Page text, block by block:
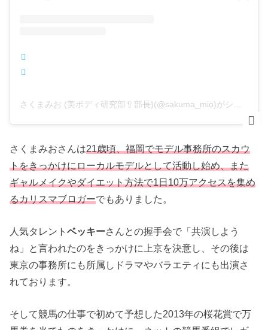
さくまみお (美ボディ研究部🥄部長)(@sakuma_mio)がシェアした投稿
さくまみおさんは21歳頃、福岡でモデル事務所のスカウ
トをきっかけにローカルモデルとして活動し始め、また
ギャルメイクやダイエット方法で1日10万アクセスを集め
るカリスマブロガーでもありました。
人気タレントベッキーさんとの握手会で「共演しよう
ね」と言われたのをきっかけに上京を決意し、その後は
東京の事務所にも所属しドラマやバラエティにも出演さ
れております。
そして競馬の仕事で初めて予想した2013年の桜花賞で万